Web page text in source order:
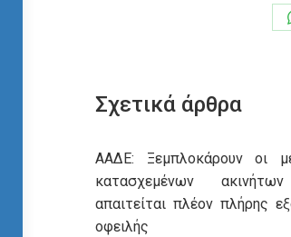
Σχετικά άρθρα
ΑΑΔΕ: Ξεμπλοκάρουν οι
κατασχεμένων
απαιτείται πλέον πλήρης
οφειλής